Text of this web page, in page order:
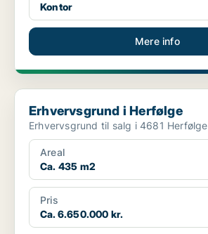
Kontor
Mere info
Erhvervsgrund i Herfølge
Erhvervsgrund i Herfølge
Erhvervsgrund til salg i 4681 Herfølge
Areal
Ca. 435 m2
Pris
Ca. 6.650.000 kr.